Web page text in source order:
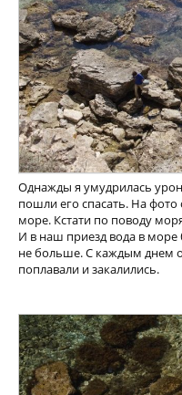
Однажды я умудрилась
пошли его спасать. На
море. Кстати по поводу
И в наш приезд вода в море
не больше. С каждым днем
поплавали и закалились.